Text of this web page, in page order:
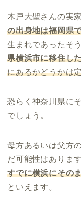
木戸大聖さんの実
の出身地は福岡県
生まれであったそ
県横浜市に移住し
にあるかどうかは
恐らく神奈川県に
でしょう。
母方あるいは父方
だ可能性はあります
すでに横浜にその
といえます。